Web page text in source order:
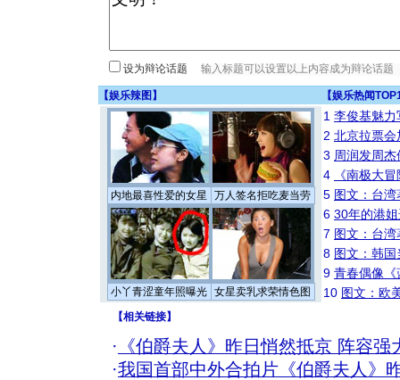
设为辩论话题
【娱乐辣图 】 【娱乐热闻
内地最喜性爱的女星 万人签名拒吃麦当劳
小丫青涩童年照曝光 女星卖乳求荣情色图
1 李俊基魅力
2 北京拉票
3 周润发周
4
《南极大
5 图文：台
6 30年的港
7 图文：台
8 图文：韩
9 青春偶像《
10 图文：欧
【相关链接】
· 《伯爵夫人》昨日悄然抵京 阵容强
·我国首部中外合拍片《伯爵夫人》